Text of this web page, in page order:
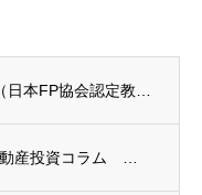
ビジネス教育出版社（日本FP協会認定教育機関）継続セミナー終了のお知らせ
LIFULL HOME’S 不動産投資コラム 掲載のお知らせ